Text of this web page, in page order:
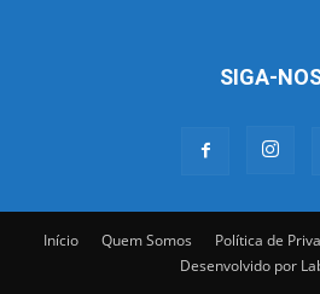
SIGA-
Início Quem Somos Política de
Desenvolvido por